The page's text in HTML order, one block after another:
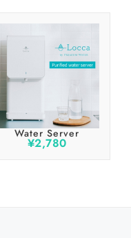
Water Server
¥2,780